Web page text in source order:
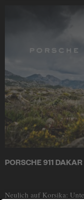
PORSCHE 911
Neulich auf Korsika: